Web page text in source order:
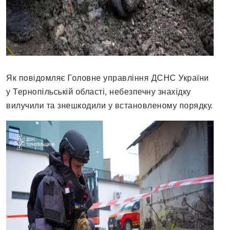
Як повідомляє Головне управління ДСНС України
у Тернопільській області, небезпечну знахідку
вилучили та знешкодили у встановленому порядку.